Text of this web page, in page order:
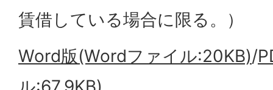
賃借している場合に限る。）
Word版(Wordファイル:20KB)/